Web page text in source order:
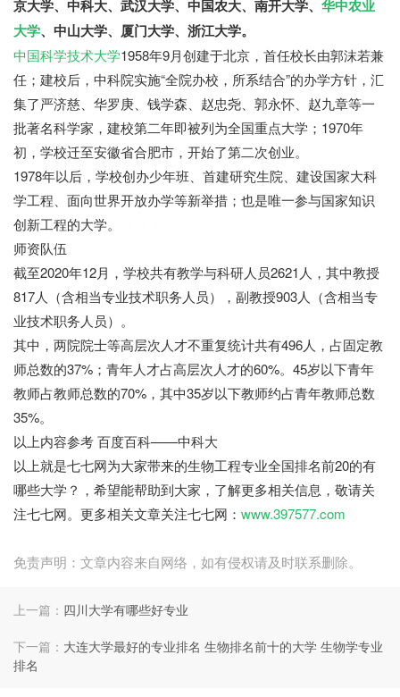
京大学、中科大、武汉大学、中国农大、南开大学、 华中农业
大学、中山大学、厦门大学、浙江大学。
中国科学技术大学1958年9月创建于北京，首任校长由郭沫若兼
任；建校后，中科院实施“全院办校，所系结合”的办学方针，汇
集了严济慈、华罗庚、钱学森、赵忠尧、郭永怀、赵九章等一
批著名科学家，建校第二年即被列为全国重点大学；1970年
初，学校迁至安徽省合肥市，开始了第二次创业。
1978年以后，学校创办少年班、首建研究生院、建设国家大科
学工程、面向世界开放办学等新举措；也是唯一参与国家知识
创新工程的大学。
师资队伍
截至2020年12月，学校共有教学与科研人员2621人，其中教授
817人（含相当专业技术职务人员），副教授903人（含相当专
业技术职务人员）。
其中，两院院士等高层次人才不重复统计共有496人，占固定教
师总数的37%；青年人才占高层次人才的60%。45岁以下青年
教师占教师总数的70%，其中35岁以下教师约占青年教师总数
35%。
以上内容参考 百度百科——中科大
以上就是七七网为大家带来的生物工程专业全国排名前20的有
哪些大学？，希望能帮助到大家，了解更多相关信息，敬请关
注七七网。更多相关文章关注七七网： www.397577.com
免责声明：文章内容来自网络，如有侵权请及时联系删除。
上一篇： 四川大学有哪些好专业
下一篇： 大连大学最好的专业排名 生物排名前十的大学 生物学专业
排名